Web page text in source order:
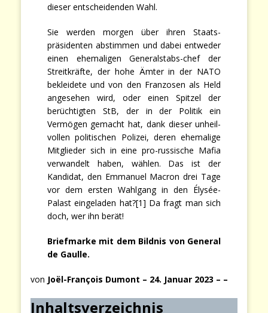
dieser entscheidenden Wahl.
Sie werden morgen über ihren Staats-
präsidenten abstimmen und dabei entweder
einen ehemaligen Generalstabs-chef der
Streitkräfte, der hohe Ämter in der NATO
bekleidete und von den Franzosen als Held
angesehen wird, oder einen Spitzel der
berüchtigten StB, der in der Politik ein
Vermögen gemacht hat, dank dieser unheil-
vollen politischen Polizei, deren ehemalige
Mitglieder sich in eine pro-russische Mafia
verwandelt haben, wählen. Das ist der
Kandidat, den Emmanuel Macron drei Tage
vor dem ersten Wahlgang in den Élysée-
Palast eingeladen hat?[1] Da fragt man sich
doch, wer ihn berät!
Briefmarke mit dem Bildnis von General
de Gaulle.
von Joël-François Dumont – 24. Januar 2023 – –
Inhaltsverzeichnis